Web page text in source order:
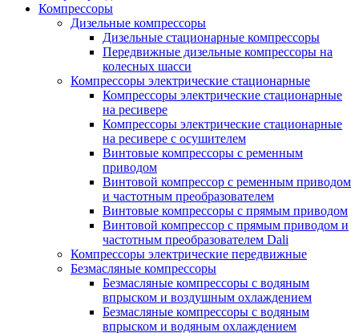
Компрессоры
Дизельные компрессоры
Дизельные стационарные компрессоры
Передвижные дизельные компрессоры на
колесных шасси
Компрессоры электрические стационарные
Компрессоры электрические стационарные
на ресивере
Компрессоры электрические стационарные
на ресивере с осушителем
Винтовые компрессоры с ременным
приводом
Винтовой компрессор с ременным приводом
и частотным преобразователем
Винтовые компрессоры с прямым приводом
Винтовой компрессор с прямым приводом и
частотным преобразователем Dali
Компрессоры электрические передвижные
Безмасляные компрессоры
Безмасляные компрессоры с водяным
впрыском и воздушным охлаждением
Безмасляные компрессоры с водяным
впрыском и водяным охлаждением